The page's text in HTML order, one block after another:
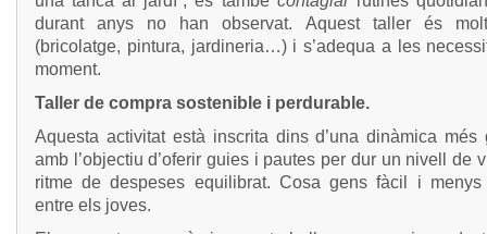
durant anys no han observat. Aquest taller és
(bricolatge, pintura, jardineria…) i s’adequa a les
moment.
Taller de compra sostenible i perdurable.
Aquesta activitat està inscrita dins d’una dinàmica més
amb l’objectiu d’oferir guies i pautes per dur un nivell de
ritme de despeses equilibrat. Cosa gens fàcil i menys
entre els joves.